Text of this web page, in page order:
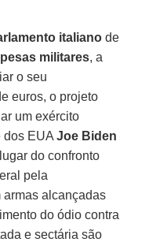
italiano de
militares, a
o seu
euros, o projeto
um exército
dos EUAJoe Biden
do confronto
pela
armas alcançadas
do ódio contra
e sectária são